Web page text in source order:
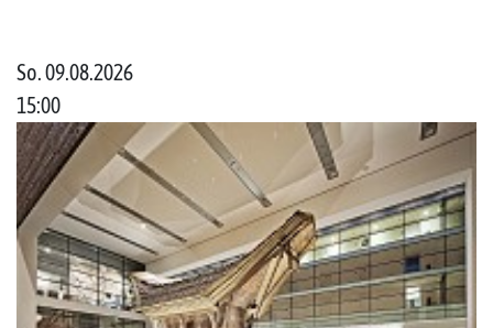
So. 09.08.2026
15:00